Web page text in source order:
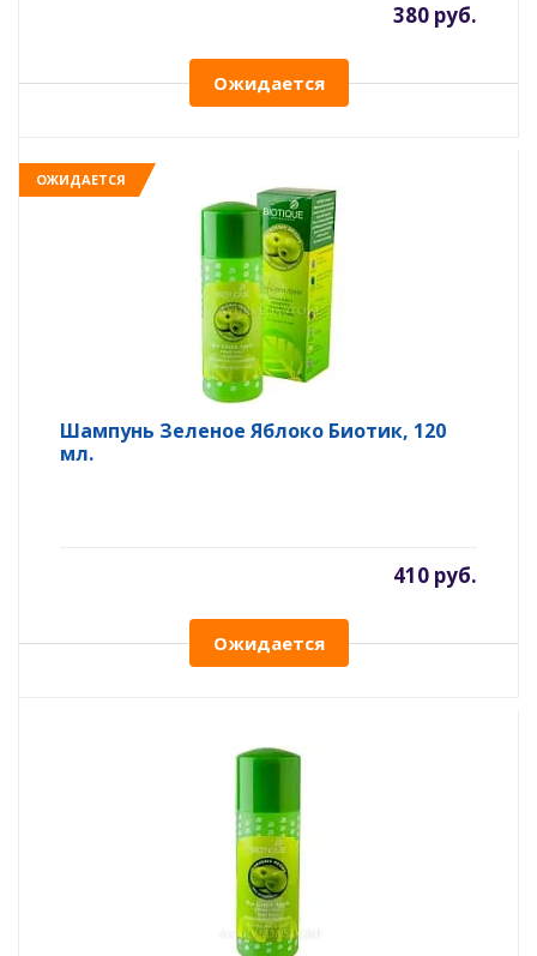
380 руб.
Ожидается
ОЖИДАЕТСЯ
Шампунь Зеленое Яблоко Биотик, 120
мл.
410 руб.
Ожидается